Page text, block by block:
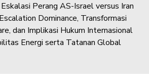
Perang AS-Israel versus Iran
Dominance, Transformasi
dan Implikasi Hukum Internasional
Energi serta Tatanan Global